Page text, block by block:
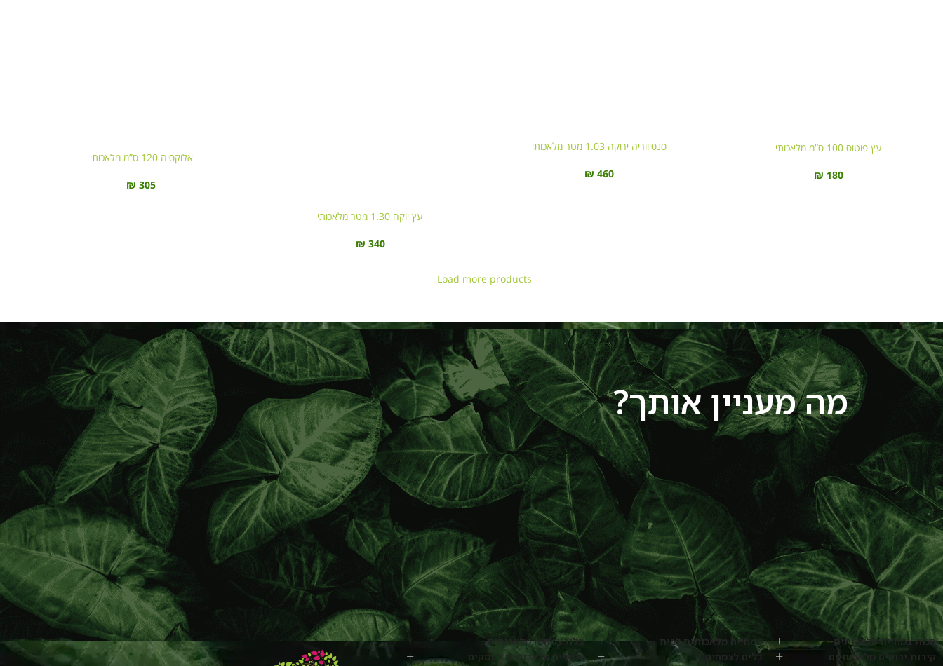
עץ פוטוס 100 ס”מ מלאכותי
₪ 180
סנסיווריה ירוקה 1.03 מטר מלאכותי
₪ 460
עץ יוקה 1.30 מטר מלאכותי
₪ 340
אלוקסיה 120 ס”מ מלאכותי
₪ 305
Load more products
מה מעניין אותך?
חנות צמחייה מלאכותית
קירות ירוקים מלאכותיים
צמחייה מלאכותית לבית
כלים לצמחים
בלוג צמחיה מלאכותית
צמחייה מלאכותית לעסקים